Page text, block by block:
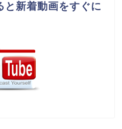
と新着動画をすぐに